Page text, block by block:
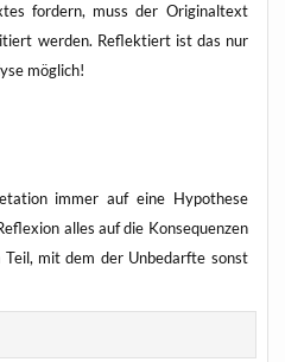
for­dern, muss der Ori­gi­nal­text
wer­den. Reflek­tiert ist das nur
möglich!
immer auf eine Hypo­the­se
alles auf die Kon­se­quen­zen
mit dem der Unbe­darf­te sonst